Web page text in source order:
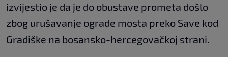
izvijestio je da je do obustave prometa došlo
zbog urušavanje ograde mosta preko Save kod
Gradiške na bosansko-hercegovačkoj strani.